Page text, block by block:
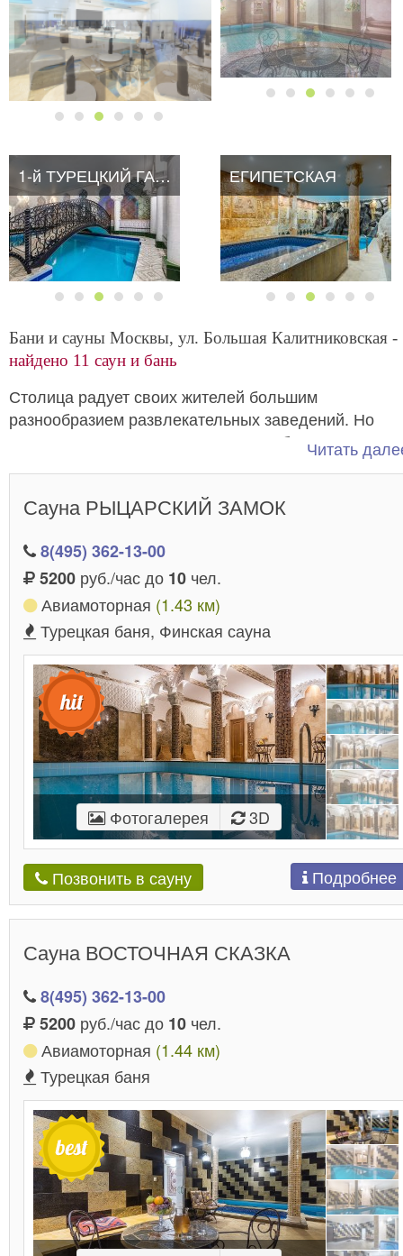
1-й ТУРЕЦКИЙ ГАМБИТ ЕГИПЕТСКАЯ
Бани и сауны Москвы, ул. Большая Калитниковская -
найдено 11 саун и бань
Столица радует своих жителей большим
разнообразием развлекательных заведений. Но
бани и сауны
Москвы возле улицы Большая Калитниковская.
восхитительного времяпрепровождения.
Читать
Сауна РЫЦАРСКИЙ ЗАМОК
8(495) 362-13-00
5200 руб./час до 10 чел.
Авиамоторная (1.43 км)
Турецкая баня, Финская сауна
Фотогалерея 3D
Позвонить в сауну Подробнее
Сауна ВОСТОЧНАЯ СКАЗКА
8(495) 362-13-00
5200 руб./час до 10 чел.
Авиамоторная (1.44 км)
Турецкая баня